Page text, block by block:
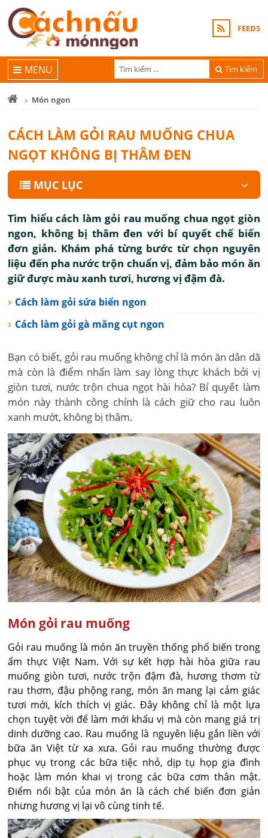
FEEDS
Tìm kiếm
MENU
Món ngon
CÁCH LÀM GỎI RAU MUỐNG CHUA
NGỌT KHÔNG BỊ THÂM ĐEN
MỤC LỤC
Tìm hiểu cách làm gỏi rau muống chua ngọt giòn
ngon, không bị thâm đen với bí quyết chế biến
đơn giản. Khám phá từng bước từ chọn nguyên
liệu đến pha nước trộn chuẩn vị, đảm bảo món ăn
giữ được màu xanh tươi, hương vị đậm đà.
Cách làm gỏi sứa biển ngon
Cách làm gỏi gà măng cụt ngon
Bạn có biết, gỏi rau muống không chỉ là món ăn dân dã
mà còn là điểm nhấn làm say lòng thực khách bởi vị
giòn tươi, nước trộn chua ngọt hài hòa? Bí quyết làm
món này thành công chính là cách giữ cho rau luôn
xanh mướt, không bị thâm.
Món gỏi rau muống
Gỏi rau muống là món ăn truyền thống phổ biến trong
ẩm thực Việt Nam. Với sự kết hợp hài hòa giữa rau
muống giòn tươi, nước trộn đậm đà, hương thơm từ
rau thơm, đậu phộng rang, món ăn mang lại cảm giác
tươi mới, kích thích vị giác. Đây không chỉ là một lựa
chọn tuyệt vời để làm mới khẩu vị mà còn mang giá trị
dinh dưỡng cao. Rau muống là nguyên liệu gắn liền với
bữa ăn Việt từ xa xưa. Gỏi rau muống thường được
phục vụ trong các bữa tiệc nhỏ, dịp tụ họp gia đình
hoặc làm món khai vị trong các bữa cơm thân mật.
Điểm nổi bật của món ăn là cách chế biến đơn giản
nhưng hương vị lại vô cùng tinh tế.